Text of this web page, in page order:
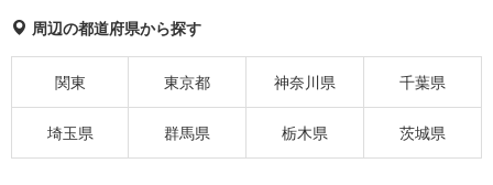
周辺の都道府県から探す
関東 東京都 神奈川県 千葉県
埼玉県 群馬県 栃木県 茨城県